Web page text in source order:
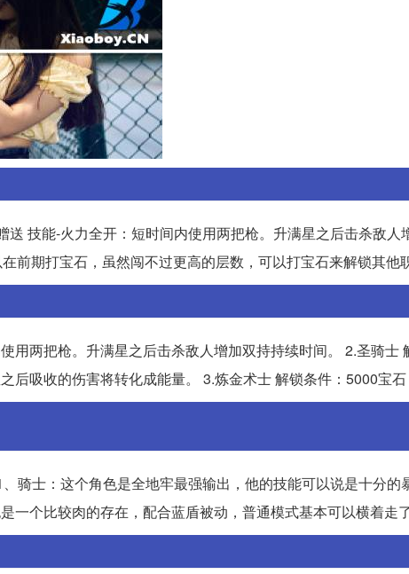
技能-火力全开：短时间内使用两把枪。升满星之后击杀敌人
期打宝石，虽然闯不过更高的层数，可以打宝石来解锁其他职
用两把枪。升满星之后击杀敌人增加双持持续时间。 2.圣骑士
吸收的伤害将转化成能量。 3.炼金术士 解锁条件：5000宝石
骑士：这个角色是全地牢最强输出，他的技能可以说是十分的
个比较肉的存在，配合蓝盾被动，普通模式基本可以横着走了